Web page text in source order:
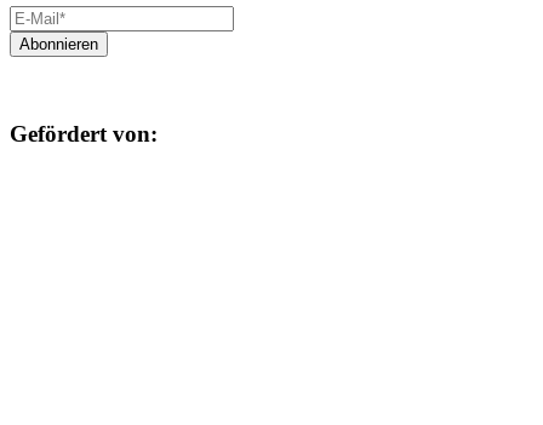
Gefördert von: